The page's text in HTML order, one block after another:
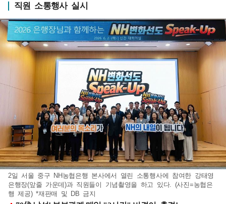
직원 소통행사 실시
2일 서울 중구 NH농협은행 본사에서 열린 소통행사에 참여한 강태영
은행장(앞줄 가운데)과 직원들이 기념촬영을 하고 있다. (사진=농협은
행 제공) *재판매 및 DB 금지